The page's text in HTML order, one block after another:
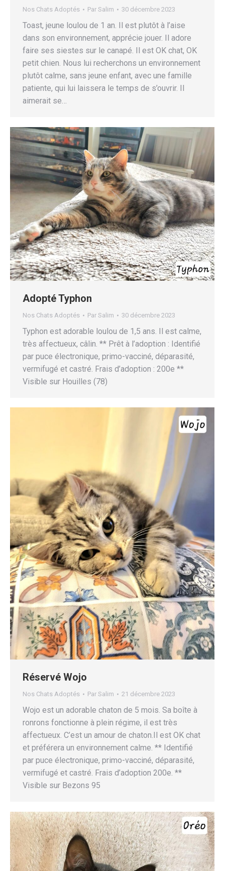
Nos Chats Adoptés Par Salim 30 décembre 2023
Toast, jeune loulou de 1 an. Il est plutôt à l’aise
dans son environnement, apprécie jouer. Il adore
faire ses siestes sur le canapé. Il est OK chat, OK
petit chien. Nous lui recherchons un environnement
plutôt calme, sans jeune enfant, avec une famille
patiente, qui lui laissera le temps de s’ouvrir. Il
aimerait se…
Adopté Typhon
Nos Chats Adoptés Par Salim 30 décembre 2023
Typhon est adorable loulou de 1,5 ans. Il est calme,
très affectueux, câlin. ** Prêt à l’adoption : Identifié
par puce électronique, primo-vacciné, déparasité,
vermifugé et castré. Frais d’adoption : 200e **
Visible sur Houilles (78)
Réservé Wojo
Nos Chats Adoptés Par Salim 21 décembre 2023
Wojo est un adorable chaton de 5 mois. Sa boîte à
ronrons fonctionne à plein régime, il est très
affectueux. C’est un amour de chaton.Il est OK chat
et préférera un environnement calme. ** Identifié
par puce électronique, primo-vacciné, déparasité,
vermifugé et castré. Frais d’adoption 200e. **
Visible sur Bezons 95